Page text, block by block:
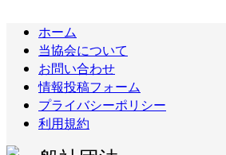
ホーム
当協会について
お問い合わせ
情報投稿フォーム
プライバシーポリシー
利用規約